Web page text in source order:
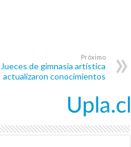
Próximo
Jueces de gimnasia artística
actualizaron conocimientos